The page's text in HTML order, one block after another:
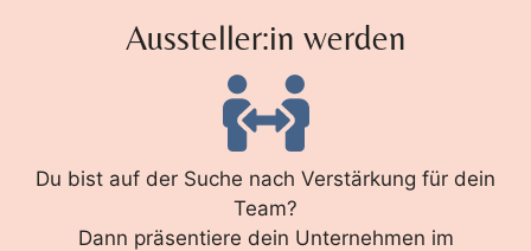
Aussteller:in werden
Du bist auf der Suche nach Verstärkung für dein
Team?
Dann präsentiere dein Unternehmen im